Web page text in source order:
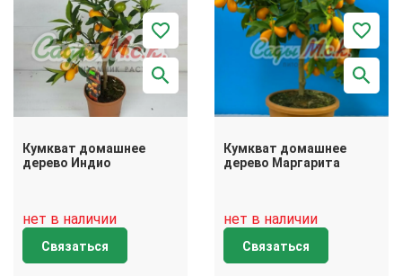
Кумкват домашнее
дерево Индио
нет в наличии
Связаться
Кумкват домашнее
дерево Маргарита
нет в наличии
Связаться